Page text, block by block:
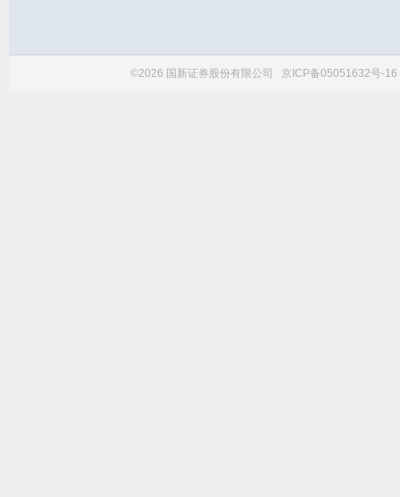
©2026 国新证券股份有限公司 京ICP备05051632号-16